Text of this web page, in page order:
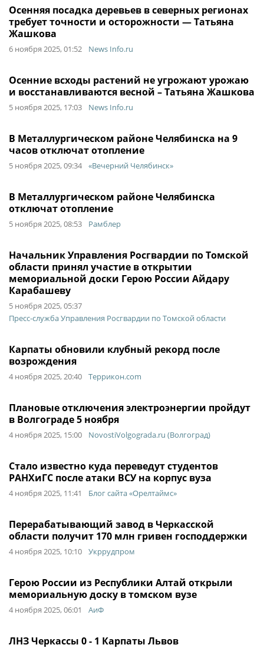
Осенняя посадка деревьев в северных регионах
требует точности и осторожности — Татьяна
Жашкова
6 ноября 2025, 01:52 News Info.ru
Осенние всходы растений не угрожают урожаю
и восстанавливаются весной – Татьяна Жашкова
5 ноября 2025, 17:03 News Info.ru
В Металлургическом районе Челябинска на 9
часов отключат отопление
5 ноября 2025, 09:34 «Вечерний Челябинск»
В Металлургическом районе Челябинска
отключат отопление
5 ноября 2025, 08:53 Рамблер
Начальник Управления Росгвардии по Томской
области принял участие в открытии
мемориальной доски Герою России Айдару
Карабашеву
5 ноября 2025, 05:37
Пресс-служба Управления Росгвардии по Томской области
Карпаты обновили клубный рекорд после
возрождения
4 ноября 2025, 20:40 Террикон.com
Плановые отключения электроэнергии пройдут
в Волгограде 5 ноября
4 ноября 2025, 15:00 NovostiVolgograda.ru (Волгоград)
Стало известно куда переведут студентов
РАНХиГС после атаки ВСУ на корпус вуза
4 ноября 2025, 11:41 Блог сайта «Орелтаймс»
Перерабатывающий завод в Черкасской
области получит 170 млн гривен господдержки
4 ноября 2025, 10:10 Укррудпром
Герою России из Республики Алтай открыли
мемориальную доску в томском вузе
4 ноября 2025, 06:01 АиФ
ЛНЗ Черкассы 0 - 1 Карпаты Львов